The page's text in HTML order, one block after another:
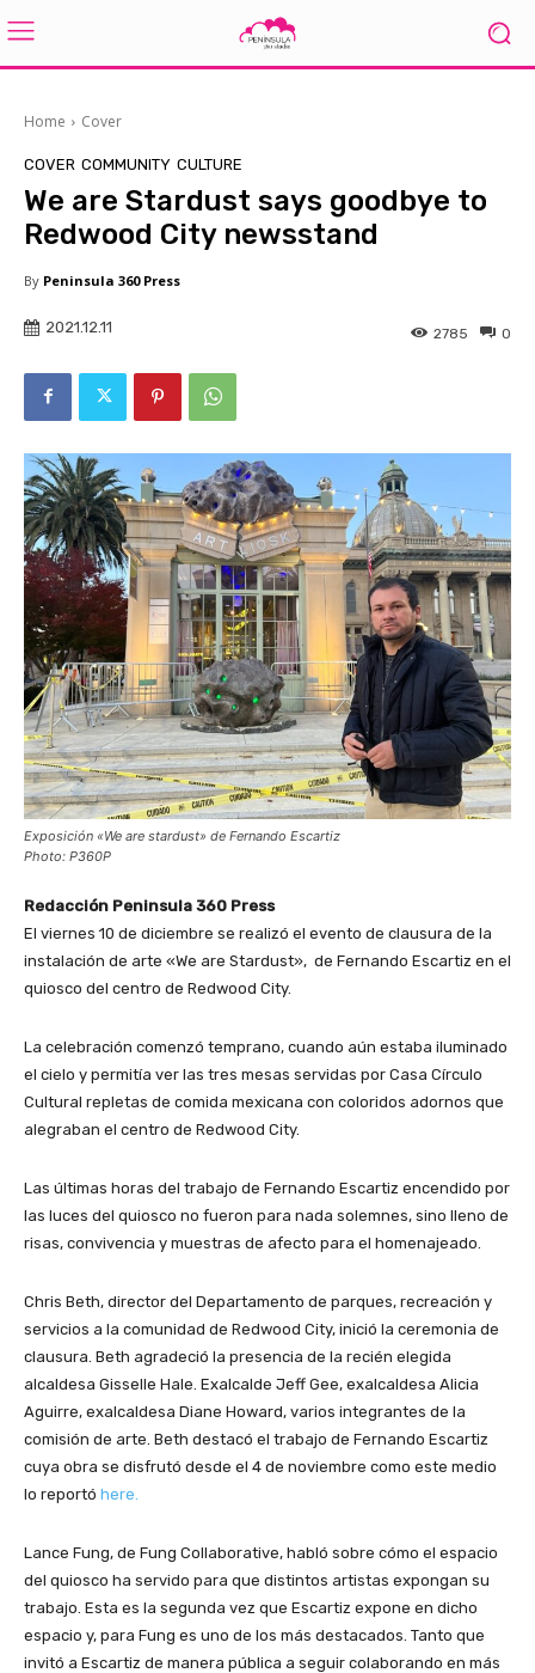
Home Cover
COVER COMMUNITY CULTURE
We are Stardust says goodbye to
Redwood City newsstand
By Peninsula 360 Press
2021.12.11 0
2785
Exposición «We are stardust» de Fernando Escartiz
Photo: P360P
Redacción Peninsula 360 Press
El viernes 10 de diciembre se realizó el evento de clausura de la
instalación de arte «We are Stardust», de Fernando Escartiz en el
quiosco del centro de Redwood City.
La celebración comenzó temprano, cuando aún estaba iluminado
el cielo y permitía ver las tres mesas servidas por Casa Círculo
Cultural repletas de comida mexicana con coloridos adornos que
alegraban el centro de Redwood City.
Las últimas horas del trabajo de Fernando Escartiz encendido por
las luces del quiosco no fueron para nada solemnes, sino lleno de
risas, convivencia y muestras de afecto para el homenajeado.
Chris Beth, director del Departamento de parques, recreación y
servicios a la comunidad de Redwood City, inició la ceremonia de
clausura. Beth agradeció la presencia de la recién elegida
alcaldesa Gisselle Hale. Exalcalde Jeff Gee, exalcaldesa Alicia
Aguirre, exalcaldesa Diane Howard, varios integrantes de la
comisión de arte. Beth destacó el trabajo de Fernando Escartiz
cuya obra se disfrutó desde el 4 de noviembre como este medio
lo reportó here.
Lance Fung, de Fung Collaborative, habló sobre cómo el espacio
del quiosco ha servido para que distintos artistas expongan su
trabajo. Esta es la segunda vez que Escartiz expone en dicho
espacio y, para Fung es uno de los más destacados. Tanto que
invitó a Escartiz de manera pública a seguir colaborando en más